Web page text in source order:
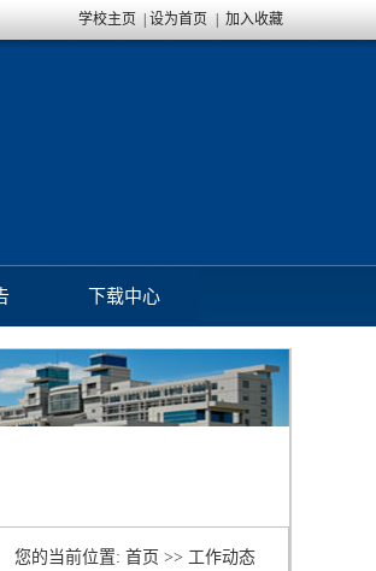
学校主页 设为首页 加入收藏
下载中心
您的当前位置: 首页 >> 工作动态